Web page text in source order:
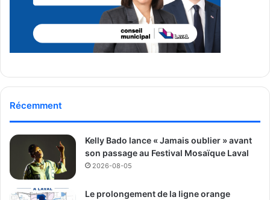
Récemment
Kelly Bado lance « Jamais oublier » avant
son passage au Festival Mosaïque Laval
2026-08-05
Le prolongement de la ligne orange